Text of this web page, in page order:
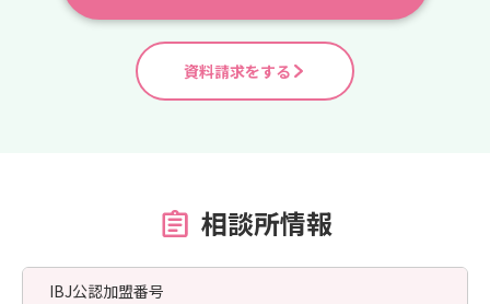
資料請求をする
相談所情報
IBJ公認加盟番号